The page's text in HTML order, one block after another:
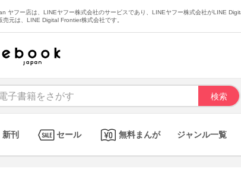
ヤフー店は、LINEヤフー株式会社のサービスであり、LINEヤフー株式会社がLINE
売元は、LINE Digital Frontier株式会社です。
新刊 セール 無料まんが ジャンル一覧